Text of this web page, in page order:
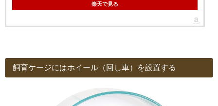
楽天で見る
飼育ケージにはホイール（回し車）を設置する